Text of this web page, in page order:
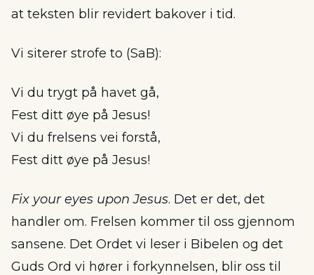
at teksten blir revidert bakover i tid.
Vi siterer strofe to (SaB):
Vi du trygt på havet gå,
Fest ditt øye på Jesus!
Vi du frelsens vei forstå,
Fest ditt øye på Jesus!
Fix your eyes upon Jesus. Det er det, det
handler om. Frelsen kommer til oss gjennom
sansene. Det Ordet vi leser i Bibelen og det
Guds Ord vi hører i forkynnelsen, blir oss til